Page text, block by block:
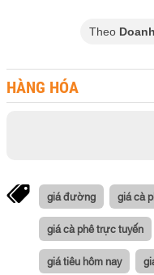
Theo
HÀNG HÓA
giá đường giá cà
giá cà phê trực tuyến
giá tiêu hôm nay